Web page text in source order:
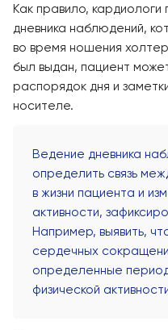
Как правило,
дневника наблюдений,
во время ношения
был выдан, пациент
распорядок дня и
носителе.
Ведение дневника
определить связь
в жизни пациента и
активности,
Например, выявить,
сердечных
определенные
физической